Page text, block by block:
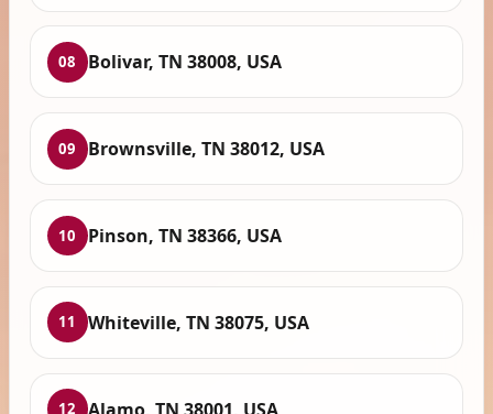
08 Bolivar, TN 38008, USA
09 Brownsville, TN 38012, USA
10 Pinson, TN 38366, USA
11 Whiteville, TN 38075, USA
12 Alamo, TN 38001, USA